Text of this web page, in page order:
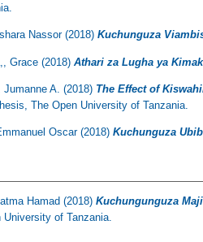
Nassor(2018)Kuchunguza
Grace (2018)Athari za Lugha ya
Jumanne A. (2018) The Effect of
The Open University of Tanzania.
Oscar(2018)Kuchunguza
Hamad (2018)Kuchungunguza
University of Tanzania.